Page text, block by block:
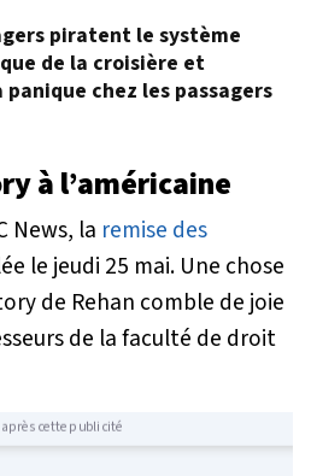
piratent le système
de la croisière et
chez les passagers
à l’américaine
News, la remise des
le jeudi 25 mai. Une chose
de Rehan comble de joie
de la faculté de droit
après cette publicité